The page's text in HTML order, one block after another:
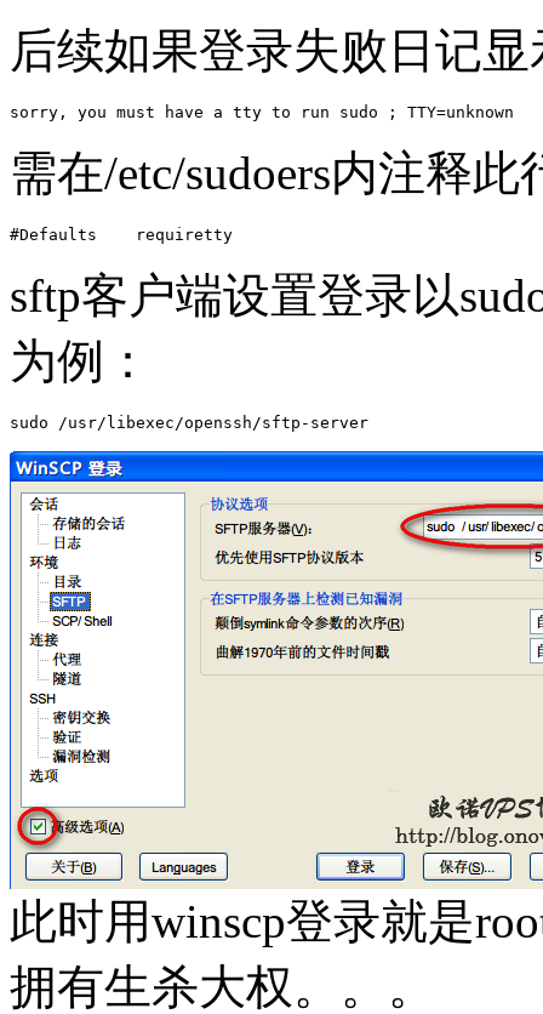
后续如果登录失败日记显
sorry, you must have a tty to run sudo ; TTY=unknown
需在/etc/sudoers内注释此
#Defaults    requiretty
sftp客户端设置登录以
为例：
sudo /usr/libexec/openssh/sftp-server
此时用winscp登录就是
拥有生杀大权。。。